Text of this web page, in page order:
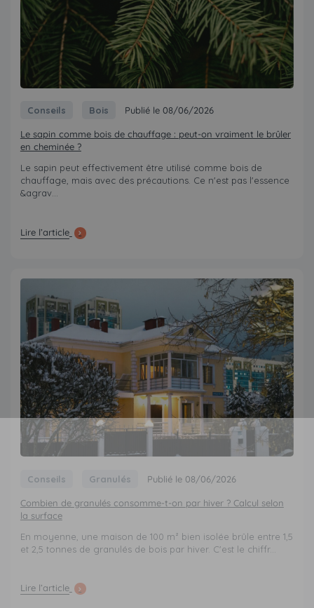
Conseils Bois Publié le 08/06/2026
Le sapin comme bois de chauffage : peut-on vraiment le brûler
en cheminée ?
Le sapin peut effectivement être utilisé comme bois de
chauffage, mais avec des précautions. Ce n'est pas l'essence
&agrav...
Lire l’article
Conseils Granulés Publié le 08/06/2026
Combien de granulés consomme-t-on par hiver ? Calcul selon
la surface
En moyenne, une maison de 100 m² bien isolée brûle entre 1,5
et 2,5 tonnes de granulés de bois par hiver. C'est le chiffr...
Lire l’article